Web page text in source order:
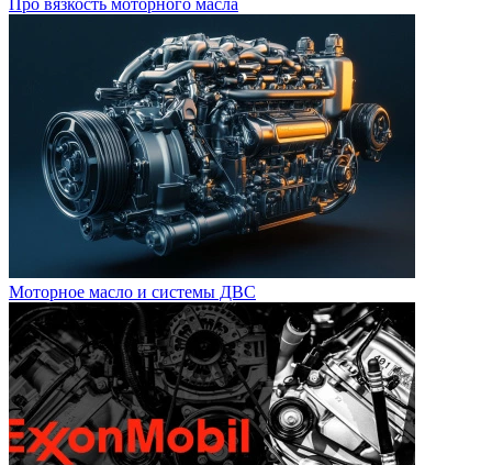
Про вязкость моторного масла
Моторное масло и системы ДВС